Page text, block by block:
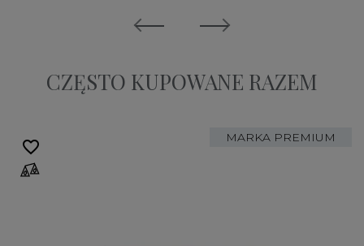
CZĘSTO KUPOWANE RAZEM
MARKA PREMIUM
favorite_border